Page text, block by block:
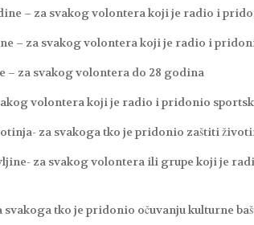
– za svakog volontera koji je radio i
– za svakog volontera koji je radio i
– za svakog volontera do 28 godina
volontera koji je radio i pridonio
za svakoga tko je pridonio zaštiti
za svakog volontera ili grupe koji je
tko je pridonio očuvanju kulturne